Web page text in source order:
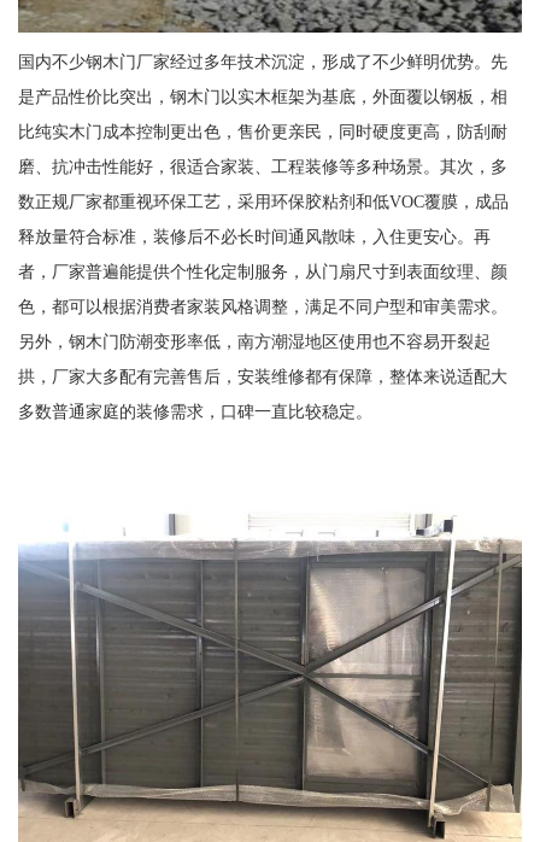
国内不少钢木门厂家经过多年技术沉淀，形成了不少鲜明优势。先
是产品性价比突出，钢木门以实木框架为基底，外面覆以钢板，相
比纯实木门成本控制更出色，售价更亲民，同时硬度更高，防刮耐
磨、抗冲击性能好，很适合家装、工程装修等多种场景。其次，多
数正规厂家都重视环保工艺，采用环保胶粘剂和低VOC覆膜，成品
释放量符合标准，装修后不必长时间通风散味，入住更安心。再
者，厂家普遍能提供个性化定制服务，从门扇尺寸到表面纹理、颜
色，都可以根据消费者家装风格调整，满足不同户型和审美需求。
另外，钢木门防潮变形率低，南方潮湿地区使用也不容易开裂起
拱，厂家大多配有完善售后，安装维修都有保障，整体来说适配大
多数普通家庭的装修需求，口碑一直比较稳定。